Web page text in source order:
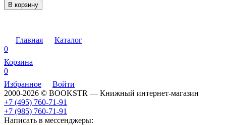
В корзину
Главная
Каталог
0
Корзина
0
Избранное
Войти
2000-2026 © BOOKSTR — Книжный интернет-магазин
+7 (495) 760-71-91
+7 (985) 760-71-91
Написать в мессенджеры: